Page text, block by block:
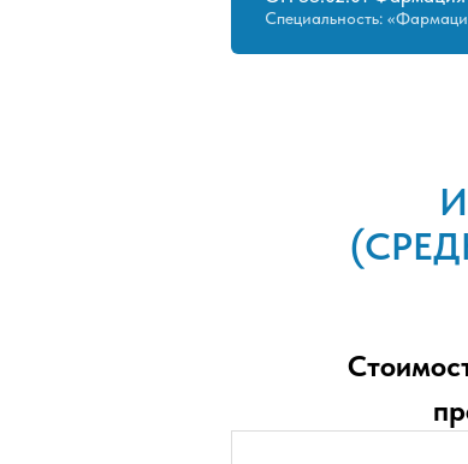
Специальность: